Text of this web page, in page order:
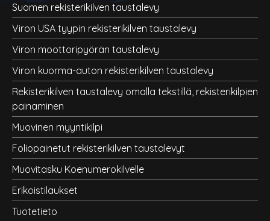
Suomen rekisterikilven taustalevy
Viron USA tyypin rekisterikilven taustalevy
Viron moottoripyörän taustalevy
Viron kuorma-auton rekisterikilven taustalevy
Rekisterikilven taustalevy omalla tekstillä, rekisterikilpien
painaminen
Muovinen myyntikilpi
Foliopainetut rekisterikilven taustalevyt
Muovitasku Koenumerokilvelle
Erikoistilaukset
Tuotetieto